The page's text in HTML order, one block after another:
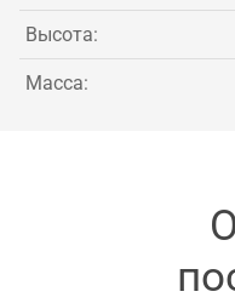
Высота:
Масса: